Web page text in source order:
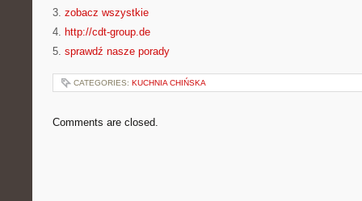
3. zobacz wszystkie
4. http://cdt-group.de
5. sprawdź nasze porady
CATEGORIES: KUCHNIA CHIŃSKA
Comments are closed.